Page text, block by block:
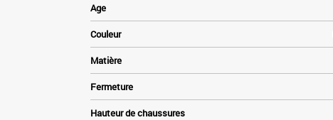
Age
Couleur
Matière
Fermeture
Hauteur de chaussures